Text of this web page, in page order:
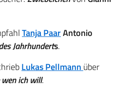
Tanja PaarAntonio
Jahrhunderts.
Lukas Pellmann über
ich will.